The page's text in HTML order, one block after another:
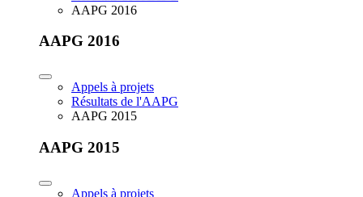
AAPG 2016
AAPG 2016
Appels à projets
Résultats de l'AAPG
AAPG 2015
AAPG 2015
Appels à projets